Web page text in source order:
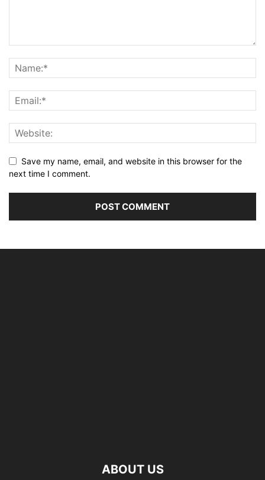
Save my name, email, and website in this browser for the
next time I comment.
ABOUT US